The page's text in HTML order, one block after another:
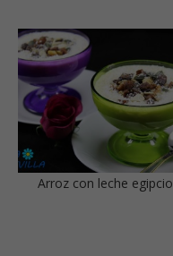
Arroz con leche egipcio